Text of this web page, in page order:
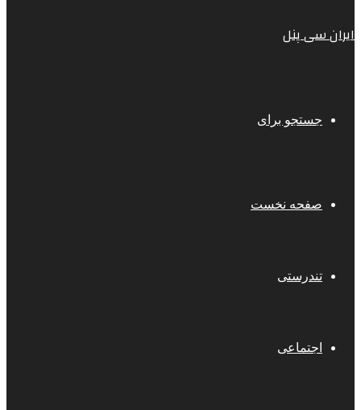
ایران سی پنل
جستجو برای
صفحه نخست
تندرستی
اجتماعی